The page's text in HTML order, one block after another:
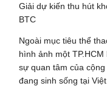
Giải dự kiến thu hút
BTC
Ngoài mục tiêu thể
hình ảnh một
sự quan tâm của
đang sinh sống tại Việt